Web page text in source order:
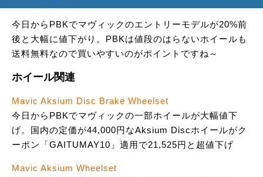
購入方法
激安情報
今日からPBKでマヴィックのエントリーモデルが20%前
後と大幅に値下がり。PBKは値段のはらないホイールも
送料無料なので買いやすいのがポイントですね～
ホイール関連
Mavic Aksium Disc Brake Wheelset
今日からPBKでマヴィックの一部ホイールが大幅値下
げ。国内の定価が44,000円なAksium Discホイールがク
ーポン「GAITUMAY10」適用で21,525円と超値下げ
Mavic Aksium Wheelset